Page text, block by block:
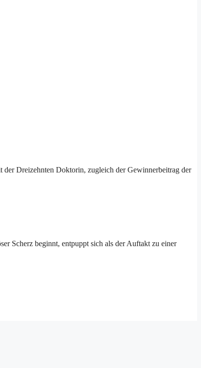
der Dreizehnten Doktorin, zugleich der Gewinnerbeitrag der
Scherz beginnt, entpuppt sich als der Auftakt zu einer